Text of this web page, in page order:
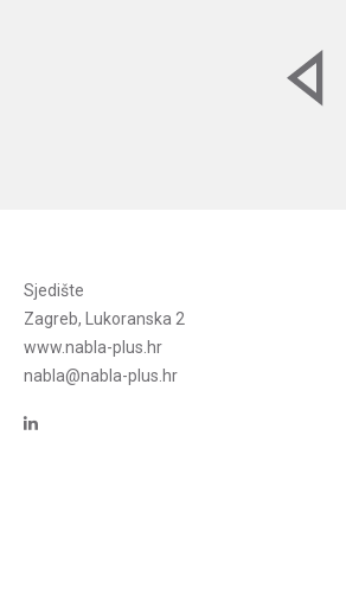
Sjedište
Zagreb, Lukoranska 2
www.nabla-plus.hr
nabla@nabla-plus.hr